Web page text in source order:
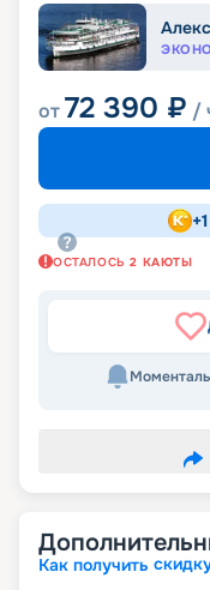
от72 390 ₽ /
+
ОСТАЛОСЬ 2 КАЮТЫ
Как получить